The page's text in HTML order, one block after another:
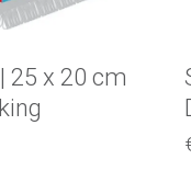
25 x 20 cm